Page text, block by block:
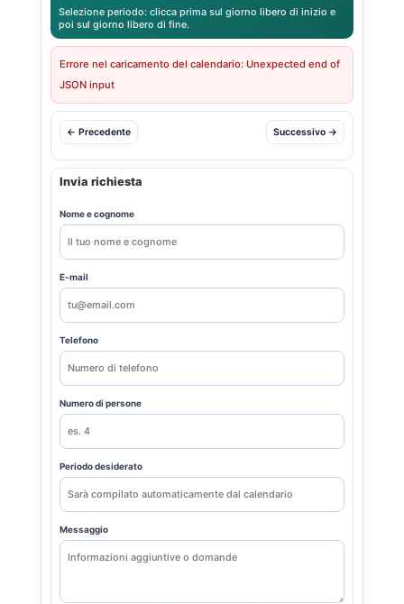
Selezione periodo: clicca prima sul giorno libero di inizio e
poi sul giorno libero di fine.
Errore nel caricamento del calendario: Unexpected end of
JSON input
← Precedente Successivo →
Invia richiesta
Nome e cognome
E-mail
Telefono
Numero di persone
Periodo desiderato
Messaggio